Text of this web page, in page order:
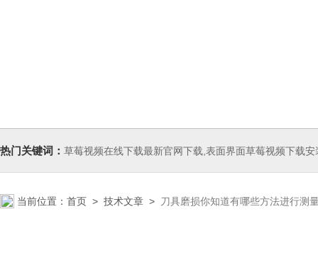
热门关键词： 草莓视频在线下载最新官网下载,表面界面草莓视频下载安装无限,气
当前位置： 首页 > 技术文章 > 刀具磨损你知道有哪些方法进行测